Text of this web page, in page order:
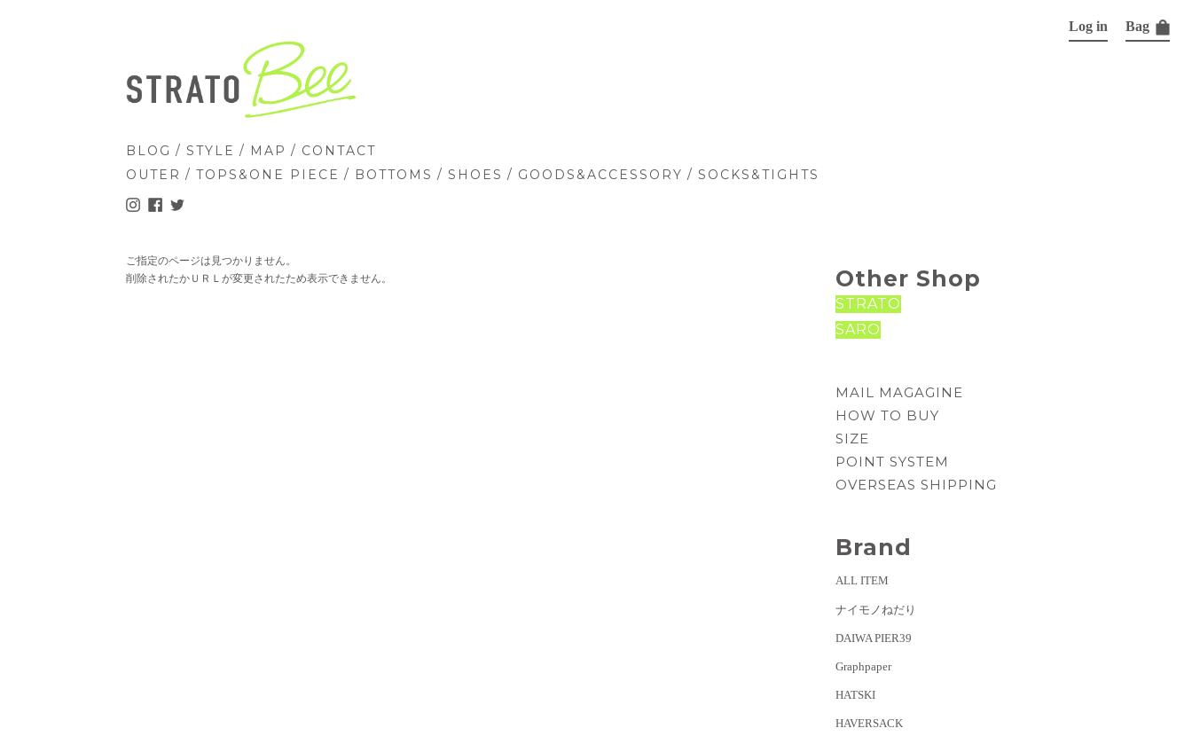
BLOG / STYLE / MAP / CONTACT
OUTER / TOPS&ONE PIECE / BOTTOMS / SHOES / GOODS&ACCESSORY / SOCKS&TIGHTS
Log in Bag
ご指定のページは見つかりません。
削除されたかＵＲＬが変更されたため表示できません。
Other Shop
STRATO
SARO
MAIL MAGAGINE
HOW TO BUY
SIZE
POINT SYSTEM
OVERSEAS SHIPPING
Brand
ALL ITEM
ナイモノねだり
DAIWA PIER39
Graphpaper
HATSKI
HAVERSACK